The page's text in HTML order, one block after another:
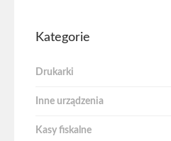
Kategorie
Drukarki
Inne urządzenia
Kasy fiskalne